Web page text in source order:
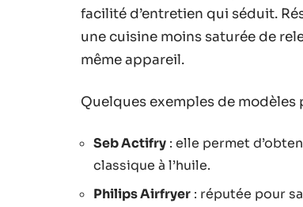
facilité d’entretien qui séduit.
une cuisine moins saturée de
même appareil.
Quelques exemples de
Seb Actifry : elle permet
classique à l’huile.
Philips Airfryer : réputée pour